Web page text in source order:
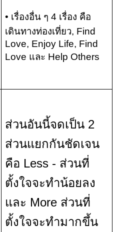
• เรื่องอื่น ๆ 4 เรื่อง คือ
เดินทางท่องเที่ยว, Find
Love, Enjoy Life, Find
Love และ Help Others
ส่วนอันนี้จดเป็น 2
ส่วนแยกกันชัดเจน
คือ Less - ส่วนที่
ตั้งใจจะทำน้อยลง
และ More ส่วนที่
ตั้งใจจะทำมากขึ้น